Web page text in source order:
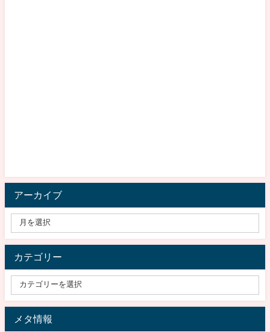
アーカイブ
カテゴリー
メタ情報